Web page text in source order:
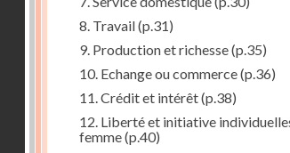
8. Travail(p.31)
9. Production et richesse(p.35)
10. Echange ou commerce(p.36)
11. Crédit et intérêt(p.38)
12. Liberté et initiative
femme(p.40)